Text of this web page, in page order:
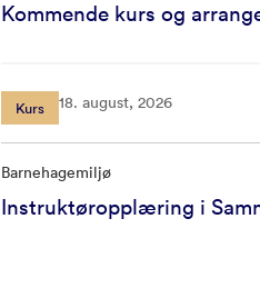
Kommende kurs og
Kurs 18. august, 2026
Barnehagemiljø
Instruktøropplæring i